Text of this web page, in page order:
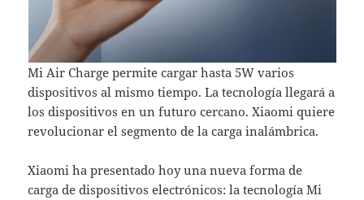
Mi Air Charge permite cargar hasta 5W varios
dispositivos al mismo tiempo. La tecnología llegará a
los dispositivos en un futuro cercano. Xiaomi quiere
revolucionar el segmento de la carga inalámbrica.
Xiaomi ha presentado hoy una nueva forma de
carga de dispositivos electrónicos: la tecnología Mi